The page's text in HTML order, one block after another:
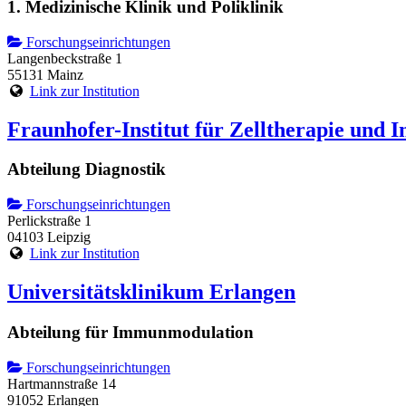
1. Medizinische Klinik und Poliklinik
Forschungseinrichtungen
Langenbeckstraße 1
55131 Mainz
Link zur Institution
Fraunhofer-Institut für Zelltherapie und
Abteilung Diagnostik
Forschungseinrichtungen
Perlickstraße 1
04103 Leipzig
Link zur Institution
Universitätsklinikum Erlangen
Abteilung für Immunmodulation
Forschungseinrichtungen
Hartmannstraße 14
91052 Erlangen